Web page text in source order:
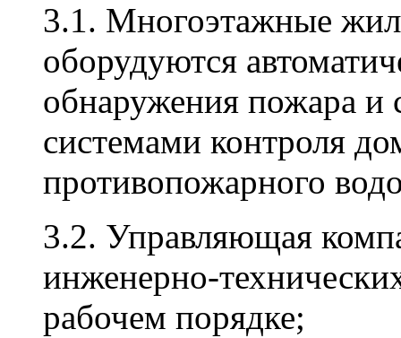
3.1. Многоэтажные
оборудуются
обнаружения пожара и
системами контроля
противопожарного
3.2. Управляющая
инженерно-
рабочем порядке;